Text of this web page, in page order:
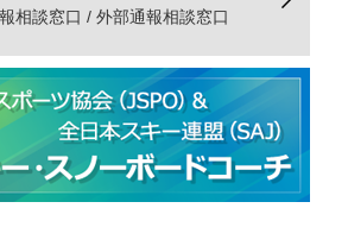
相談窓口 / 外部通報相談窓口